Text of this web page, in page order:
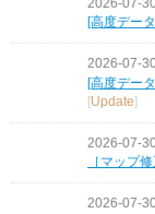
2026-07-
[高度デー
2026-07-
[高度デー
[Update]
2026-07-
［マップ
2026-07-